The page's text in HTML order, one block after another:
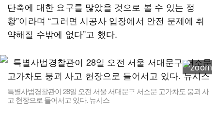
단축에 대한 요구를 많았을 것으로 볼 수 있는 정
황”이라며 “그러면 시공사 입장에서 안전 문제에 취
약해질 수밖에 없다”고 했다.
특별사법경찰관이 28일 오전 서울 서대문구 서소문 고가차도 붕괴 사
고 현장으로 들어서고 있다. 뉴시스